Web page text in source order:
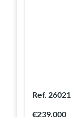
Ref. 26021
€239.000